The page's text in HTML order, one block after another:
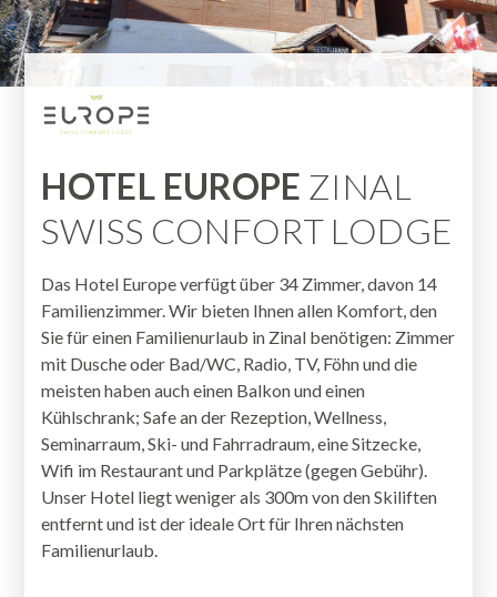
HOTEL EUROPE ZINAL
SWISS CONFORT LODGE
Das Hotel Europe verfügt über 34 Zimmer, davon 14
Familienzimmer. Wir bieten Ihnen allen Komfort, den
Sie für einen Familienurlaub in Zinal benötigen: Zimmer
mit Dusche oder Bad/WC, Radio, TV, Föhn und die
meisten haben auch einen Balkon und einen
Kühlschrank; Safe an der Rezeption, Wellness,
Seminarraum, Ski- und Fahrradraum, eine Sitzecke,
Wifi im Restaurant und Parkplätze (gegen Gebühr).
Unser Hotel liegt weniger als 300m von den Skiliften
entfernt und ist der ideale Ort für Ihren nächsten
Familienurlaub.